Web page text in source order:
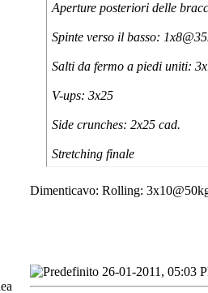
Aperture posteriori delle
Spinte verso il basso:
Salti da fermo a piedi uniti:
V-ups: 3x25
Side crunches: 2x25 cad.
Stretching finale
Dimenticavo: Rolling:
26-01-2011, 05:03